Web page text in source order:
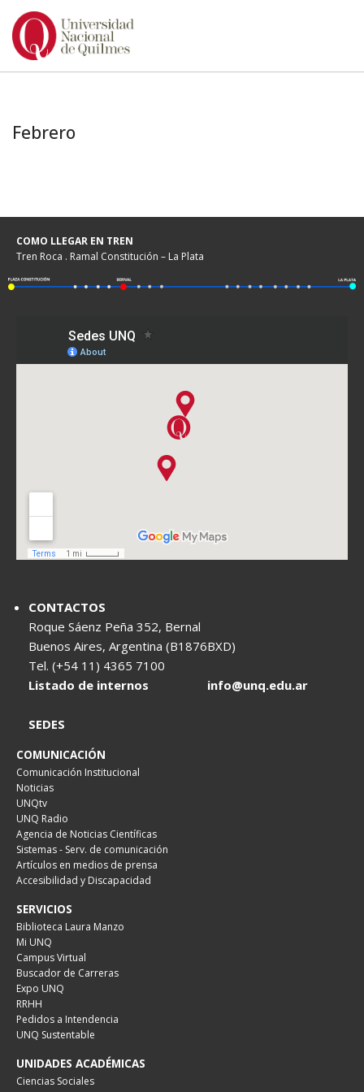
Ir
Febrero
COMO LLEGAR EN TREN
Tren Roca . Ramal Constitución – La Plata
CONTACTOS
Roque Sáenz Peña 352, Bernal
Buenos Aires, Argentina (B1876BXD)
Tel. (+54 11) 4365 7100
Listado de internos
info@unq.edu.ar
SEDES
COMUNICACIÓN
Comunicación Institucional
Noticias
UNQtv
UNQ Radio
Agencia de Noticias Científicas
Sistemas - Serv. de comunicación
Artículos en medios de prensa
Accesibilidad y Discapacidad
SERVICIOS
Biblioteca Laura Manzo
Mi UNQ
Campus Virtual
Buscador de Carreras
Expo UNQ
RRHH
Pedidos a Intendencia
UNQ Sustentable
UNIDADES ACADÉMICAS
Ciencias Sociales